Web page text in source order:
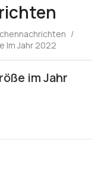
/
Im Jahr 2022
im Jahr